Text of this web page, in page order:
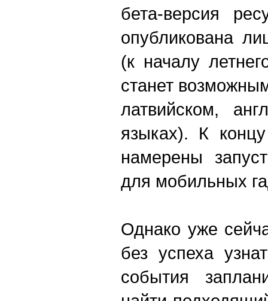
бета-версия
опубликована
(к началу
станет
латвийском,
языках). К
намерены
для мобильных
Однако уже
без успеха
события